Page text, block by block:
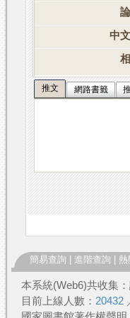
中
推文 網路書籤
簡易查詢 進階查詢 熱
本系統(Web6)共收集
目前上線人數： 20432